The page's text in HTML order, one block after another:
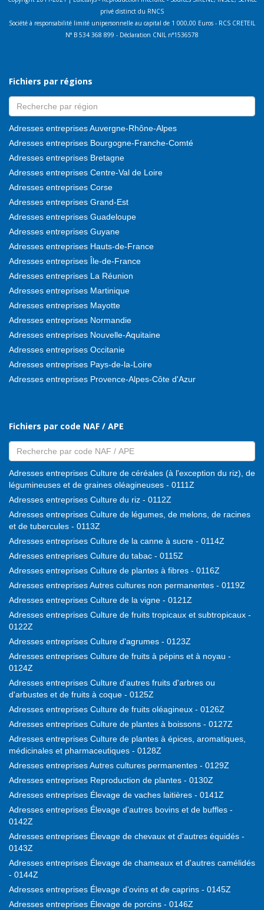
privé distinct du RNCS
Société à responsabilité limité unipersonnelle au capital de 1 000,00 Euros - RCS CRETEIL
N° B 534 368 899 - Déclaration CNIL n°1536578
Fichiers par régions
Adresses entreprises Auvergne-Rhône-Alpes
Adresses entreprises Bourgogne-Franche-Comté
Adresses entreprises Bretagne
Adresses entreprises Centre-Val de Loire
Adresses entreprises Corse
Adresses entreprises Grand-Est
Adresses entreprises Guadeloupe
Adresses entreprises Guyane
Adresses entreprises Hauts-de-France
Adresses entreprises Île-de-France
Adresses entreprises La Réunion
Adresses entreprises Martinique
Adresses entreprises Mayotte
Adresses entreprises Normandie
Adresses entreprises Nouvelle-Aquitaine
Adresses entreprises Occitanie
Adresses entreprises Pays-de-la-Loire
Adresses entreprises Provence-Alpes-Côte d'Azur
Fichiers par code NAF / APE
Adresses entreprises Culture de céréales (à l'exception du riz), de
légumineuses et de graines oléagineuses - 0111Z
Adresses entreprises Culture du riz - 0112Z
Adresses entreprises Culture de légumes, de melons, de racines
et de tubercules - 0113Z
Adresses entreprises Culture de la canne à sucre - 0114Z
Adresses entreprises Culture du tabac - 0115Z
Adresses entreprises Culture de plantes à fibres - 0116Z
Adresses entreprises Autres cultures non permanentes - 0119Z
Adresses entreprises Culture de la vigne - 0121Z
Adresses entreprises Culture de fruits tropicaux et subtropicaux -
0122Z
Adresses entreprises Culture d'agrumes - 0123Z
Adresses entreprises Culture de fruits à pépins et à noyau -
0124Z
Adresses entreprises Culture d'autres fruits d'arbres ou
d'arbustes et de fruits à coque - 0125Z
Adresses entreprises Culture de fruits oléagineux - 0126Z
Adresses entreprises Culture de plantes à boissons - 0127Z
Adresses entreprises Culture de plantes à épices, aromatiques,
médicinales et pharmaceutiques - 0128Z
Adresses entreprises Autres cultures permanentes - 0129Z
Adresses entreprises Reproduction de plantes - 0130Z
Adresses entreprises Élevage de vaches laitières - 0141Z
Adresses entreprises Élevage d'autres bovins et de buffles -
0142Z
Adresses entreprises Élevage de chevaux et d'autres équidés -
0143Z
Adresses entreprises Élevage de chameaux et d'autres camélidés
- 0144Z
Adresses entreprises Élevage d'ovins et de caprins - 0145Z
Adresses entreprises Élevage de porcins - 0146Z